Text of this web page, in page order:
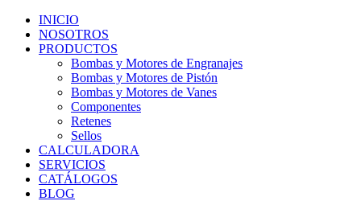
INICIO
NOSOTROS
PRODUCTOS
Bombas y Motores de Engranajes
Bombas y Motores de Pistón
Bombas y Motores de Vanes
Componentes
Retenes
Sellos
CALCULADORA
SERVICIOS
CATÁLOGOS
BLOG